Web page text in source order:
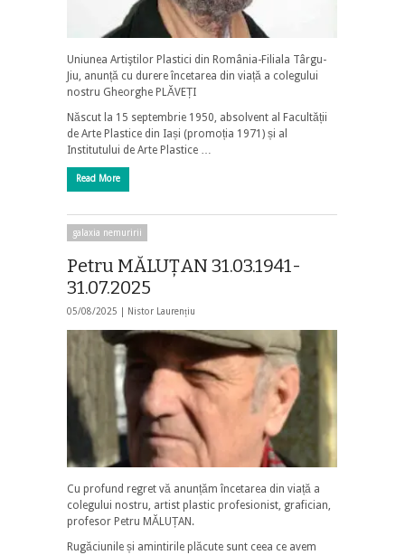
Uniunea Artiştilor Plastici din România-Filiala Târgu-
Jiu, anunță cu durere încetarea din viață a colegului
nostru Gheorghe PLĂVEȚI
Născut la 15 septembrie 1950, absolvent al Facultății
de Arte Plastice din Iași (promoția 1971) și al
Institutului de Arte Plastice …
Read More
galaxia nemuririi
Petru MĂLUȚAN 31.03.1941-
31.07.2025
05/08/2025 | Nistor Laurențiu
Cu profund regret vă anunțăm încetarea din viață a
colegului nostru, artist plastic profesionist, grafician,
profesor Petru MĂLUȚAN.
Rugăciunile și amintirile plăcute sunt ceea ce avem